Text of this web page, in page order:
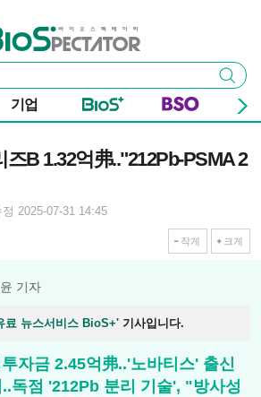
오스펙테이터
검색
기업
B 1.32억弗.."212Pb-PSMA 2
정 2025-07-31 14:45
작게 크게
기자
료 뉴스서비스 BioS+' 기사입니다.
자금 2.45억弗..'노바티스' 출신
독점 '212Pb 분리 기술', "방사성